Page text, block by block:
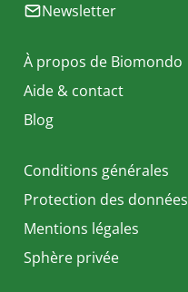
Newsletter
À propos de Biomondo
Aide & contact
Blog
Conditions générales
Protection des données
Mentions légales
Sphère privée